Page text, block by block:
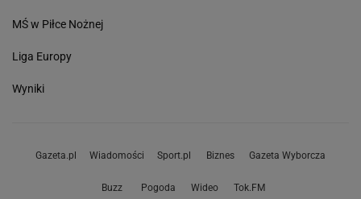
MŚ w Piłce Nożnej
Liga Europy
Wyniki
Gazeta.pl Wiadomości Sport.pl Biznes Gazeta Wyborcza
Buzz Pogoda Wideo Tok.FM